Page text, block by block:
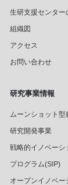
生研支援センター
組織図
アクセス
お問い合わせ
研究事業情報
ムーンショット型
研究開発事業
戦略的イノベーシ
プログラム(SIP)
オープンイノベー